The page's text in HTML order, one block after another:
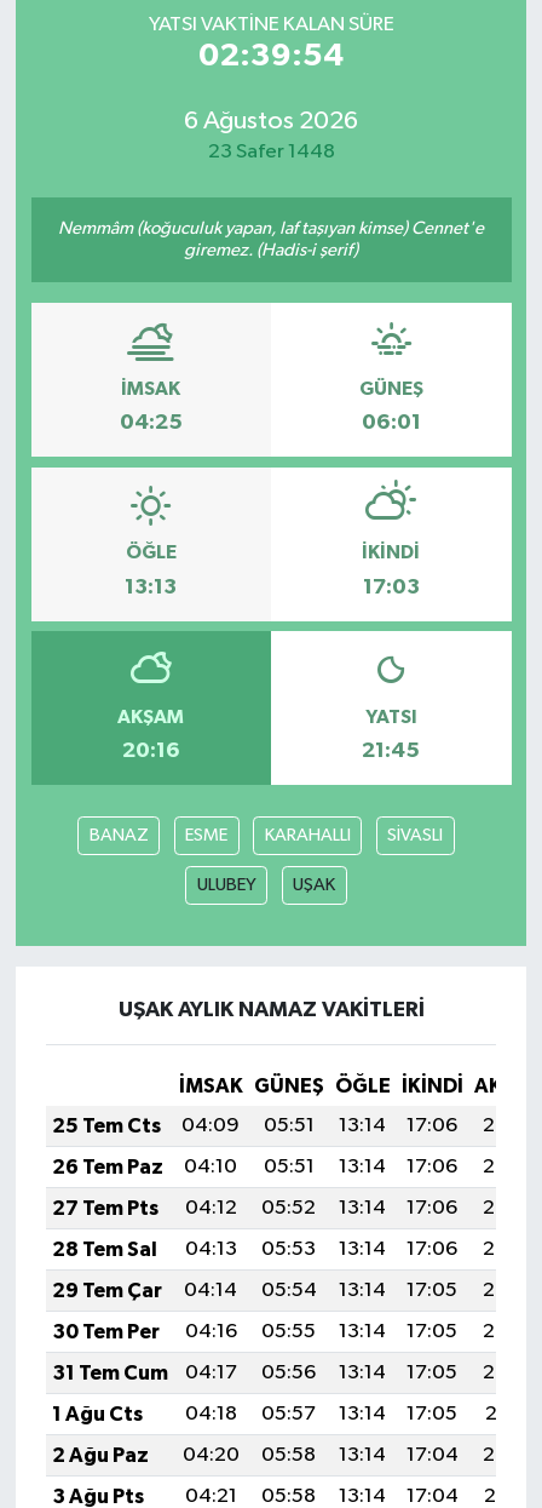
YATSI VAKTINE KALAN SÜRE
02:39:54
6 Ağustos 2026
23 Safer 1448
Nemmâm (koğuculuk yapan, laf taşıyan kimse) Cennet'e
giremez. (Hadis-i şerif)
İMSAK
04:25
GÜNEŞ
06:01
ÖĞLE
13:13
İKINDI
17:03
AKŞAM
20:16
YATSI
21:45
BANAZ ESME KARAHALLI SİVASLI
ULUBEY UŞAK
UŞAK AYLIK NAMAZ VAKITLERI
İMSAK GÜNEŞ ÖĞLE İKINDI
25 Tem Cts
04:09 05:51 13:14 17:06
20:27
26 Tem Paz
04:10 05:51 13:14 17:06
20:26
27 Tem Pts
04:12 05:52 13:14 17:06
20:26
28 Tem Sal
04:13 05:53 13:14 17:06
20:25
29 Tem Çar
04:14 05:54 13:14 17:05
20:24
30 Tem Per
04:16 05:55 13:14 17:05
20:23
31 Tem Cum
04:17 05:56 13:14 17:05
20:22
1 Ağu Cts
04:18 05:57 13:14 17:05
20:21
2 Ağu Paz
04:20 05:58 13:14 17:04
20:20
3 Ağu Pts
04:21 05:58 13:14 17:04
20:19